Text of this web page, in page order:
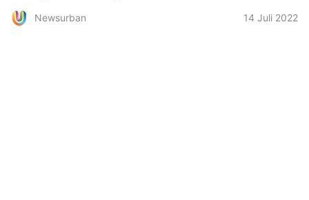
Newsurban 14 Juli 2022